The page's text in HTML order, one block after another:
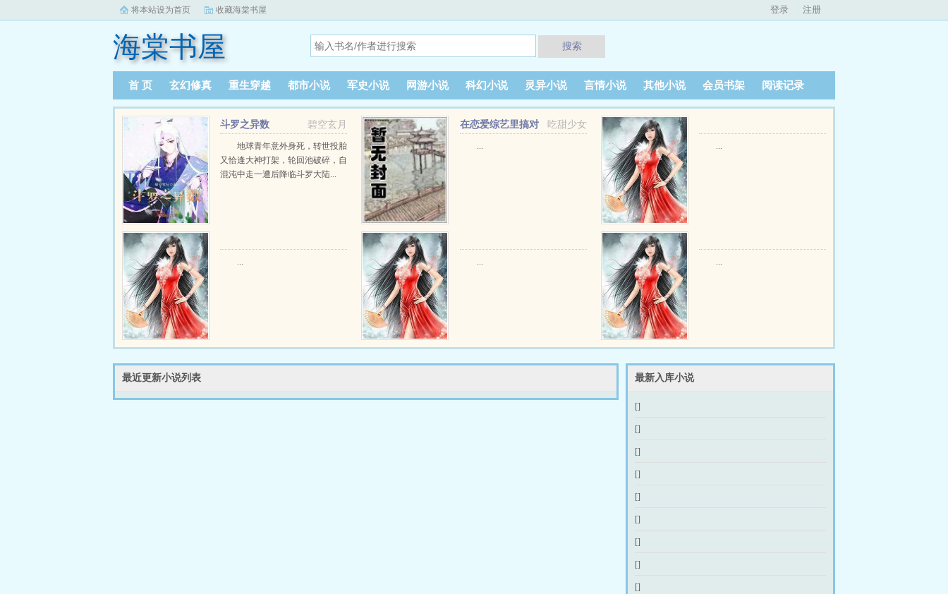
将本站设为首页 收藏海棠书屋 登录 注册
海棠书屋 搜索
首 页 玄幻修真 重生穿越 都市小说 军史小说 网游小说 科幻小说 灵异小说 言情小说 其他小说 会员书架 阅读记录
碧空玄月
斗罗之异数
地球青年意外身死，转世投胎
又恰逢大神打架，轮回池破碎，自
混沌中走一遭后降临斗罗大陆...
吃甜少女
在恋爱综艺里搞对
... ...
... ... ...
最新入库小说
[]
[]
[]
[]
[]
[]
[]
[]
[]
最近更新小说列表